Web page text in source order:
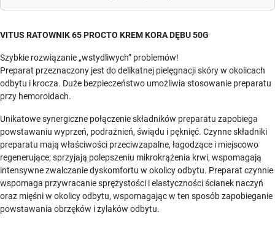
VITUS RATOWNIK 65 PROCTO KREM KORA DĘBU 50G
Szybkie rozwiązanie „wstydliwych” problemów!
Preparat przeznaczony jest do delikatnej pielęgnacji skóry w okolicach
odbytu i krocza. Duże bezpieczeństwo umożliwia stosowanie preparatu
przy hemoroidach.
Unikatowe synergiczne połączenie składników preparatu zapobiega
powstawaniu wyprzeń, podrażnień, świądu i pęknięć. Czynne składniki
preparatu mają właściwości przeciwzapalne, łagodzące i miejscowo
regenerujące; sprzyjają polepszeniu mikrokrążenia krwi, wspomagają
intensywne zwalczanie dyskomfortu w okolicy odbytu. Preparat czynnie
wspomaga przywracanie sprężystości i elastyczności ścianek naczyń
oraz mięśni w okolicy odbytu, wspomagając w ten sposób zapobieganie
powstawania obrzęków i żylaków odbytu.